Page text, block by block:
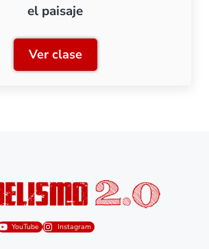
el paisaje
Ver claseClase 10: Integración de
YouTube Instagram